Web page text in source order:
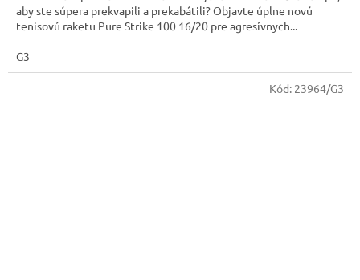
aby ste súpera prekvapili a prekabátili? Objavte úplne novú
tenisovú raketu Pure Strike 100 16/20 pre agresívnych...
G3
Kód: 23964/G3